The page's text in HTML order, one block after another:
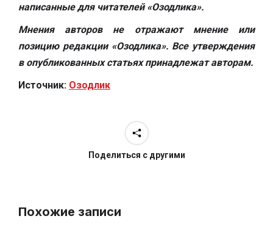
написанные для читателей «Озодлика».
Мнения авторов не отражают мнение или
позицию редакции «Озодлика». Все утверждения
в опубликованных статьях принадлежат авторам.
Источник: Озодлик
Поделиться с другими
Похожие записи